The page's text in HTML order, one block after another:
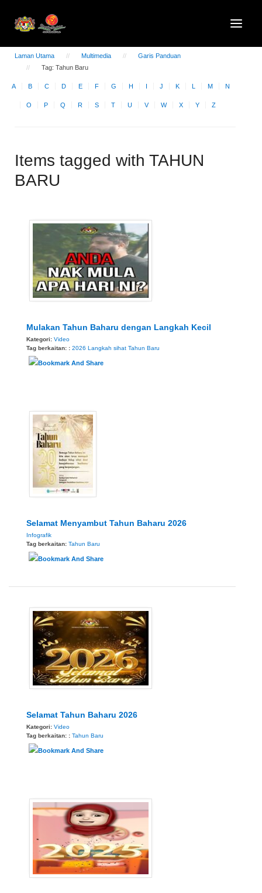
Laman Utama Multimedia
Garis Panduan
Tag: Tahun Baru
A B C D E F G H I J K L M N
O P Q R S T U V W X Y Z
Items tagged with TAHUN
BARU
Mulakan Tahun Baharu dengan Langkah Kecil
Kategori: Video
Tag berkaitan: : 2026 Langkah sihat Tahun Baru
Selamat Menyambut Tahun Baharu 2026
Infografik
Tag berkaitan: Tahun Baru
Selamat Tahun Baharu 2026
Kategori: Video
Tag berkaitan: : Tahun Baru